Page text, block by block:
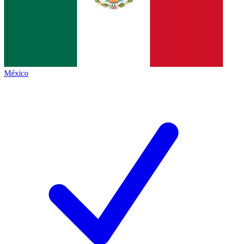
México